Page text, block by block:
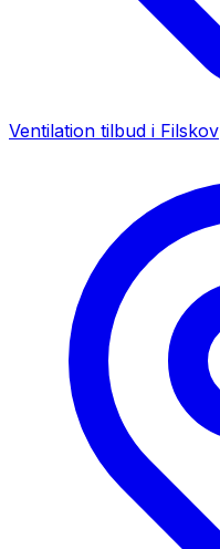
Ventilation tilbud i Filskov